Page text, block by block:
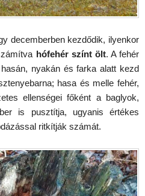
decemberben kezdődik, ilyenkor
hófehér színt ölt. A fehér
nyakán és farka alatt kezd
hasa és melle fehér,
ellenségei főként a baglyok,
is pusztítja, ugyanis értékes
ritkítják számát.